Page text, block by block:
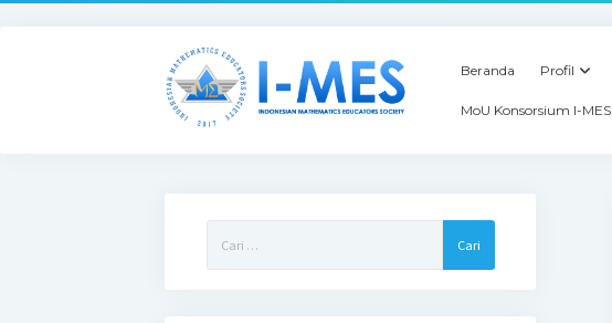
Beranda Profil
MoU Konsorsium I-MES
untuk: